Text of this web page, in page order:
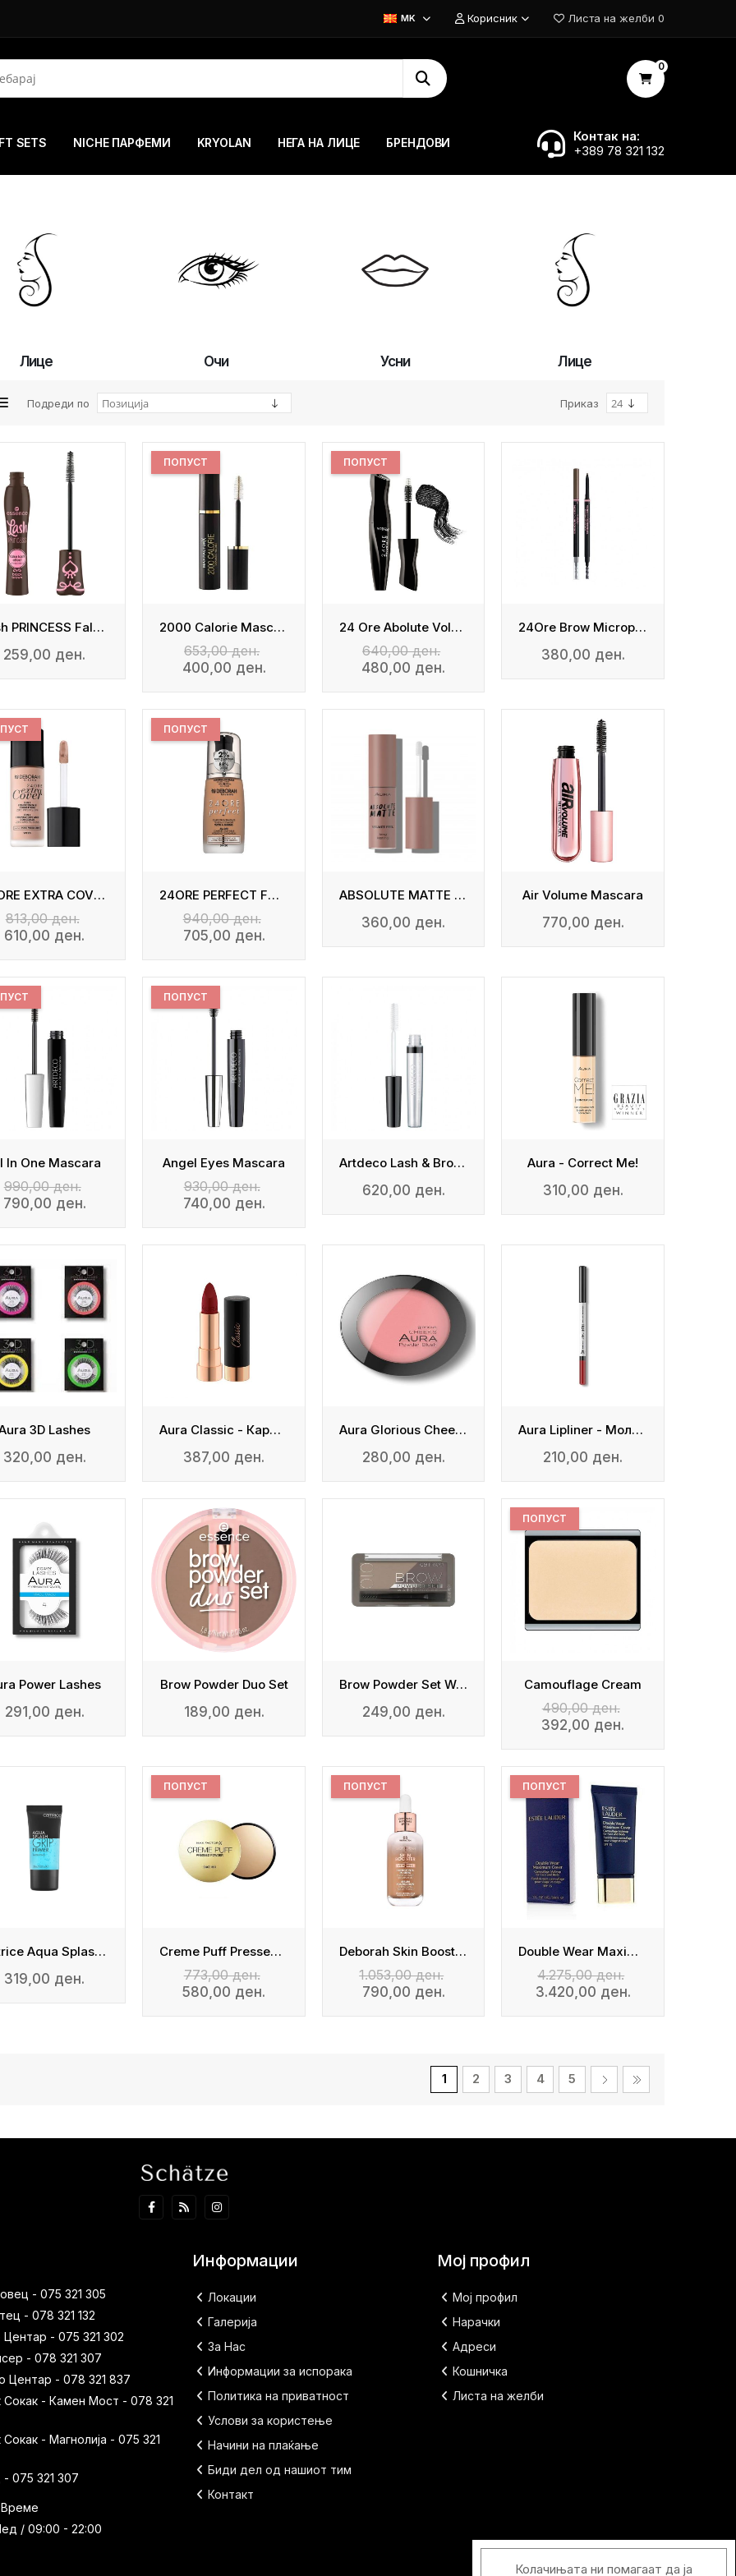
MK Корисник Листа на желби 0
0
SETS NICHE ПАРФЕМИ KRYOLAN НЕГА НА ЛИЦЕ БРЕНДОВИ
Контак на:
+389 78 321 132
Лице Очи Усни Лице
Подреди по Приказ
Lash PRINCESS False Lash Effect - Black Brown
259,00 ден.
2000 Calorie Mascara
ПОПУСТ
653,00 ден.
400,00 ден.
24 Ore Abolute Volume Mascara
ПОПУСТ
640,00 ден.
480,00 ден.
24Ore Brow Micropencil
380,00 ден.
24ORE EXTRA COVER FOUNDATION
813,00 ден.
610,00 ден.
24ORE PERFECT FOUNDATION WITH HYALURONIC ACID
ПОПУСТ
940,00 ден.
705,00 ден.
ABSOLUTE MATTE - Velvet Feel
360,00 ден.
Air Volume Mascara
770,00 ден.
In One Mascara
990,00 ден.
790,00 ден.
Angel Eyes Mascara
ПОПУСТ
930,00 ден.
740,00 ден.
Artdeco Lash & Brow Gel
620,00 ден.
Aura - Correct Me!
310,00 ден.
3D Lashes
320,00 ден.
Aura Classic - Кармин За Усни
387,00 ден.
Aura Glorious Cheeks
280,00 ден.
Aura Lipliner - Молив За Усни
210,00 ден.
Power Lashes
291,00 ден.
Brow Powder Duo Set
189,00 ден.
Brow Powder Set Waterproof - Сет За Веѓи
249,00 ден.
Camouflage Cream
ПОПУСТ
490,00 ден.
392,00 ден.
Catrice Aqua Splash Grip Primer
319,00 ден.
Creme Puff Pressed Powder
ПОПУСТ
773,00 ден.
580,00 ден.
Deborah Skin Booster Serum Fondation
ПОПУСТ
1.053,00 ден.
790,00 ден.
Double Wear Maximum Cover Camouflage Foundation
ПОПУСТ
4.275,00 ден.
3.420,00 ден.
1 2 3 4 5
- 075 321 305
- 078 321 132
Центар - 075 321 302
- 078 321 307
Центар - 078 321 837
- Камен Мост - 078 321
- Магнолија - 075 321
075 321 307
/ 09:00 - 22:00
Информации
Локации
Галерија
За Нас
Информации за испорака
Политика на приватност
Услови за користење
Начини на плаќање
Биди дел од нашиот тим
Контакт
Мој профил
Мој профил
Нарачки
Адреси
Кошничка
Листа на желби
Колачињата ни помагаат да ја